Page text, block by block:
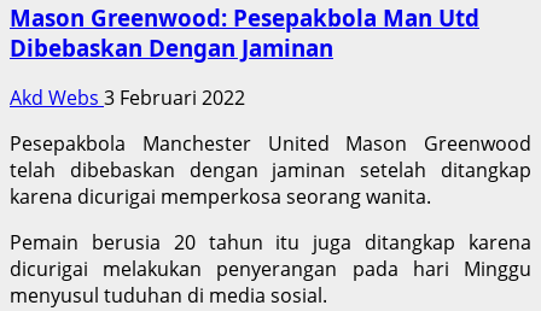
Mason Greenwood: Pesepakbola Man Utd
Dibebaskan Dengan Jaminan
Akd Webs 3 Februari 2022
Pesepakbola Manchester United Mason Greenwood
telah dibebaskan dengan jaminan setelah ditangkap
karena dicurigai memperkosa seorang wanita.
Pemain berusia 20 tahun itu juga ditangkap karena
dicurigai melakukan penyerangan pada hari Minggu
menyusul tuduhan di media sosial.